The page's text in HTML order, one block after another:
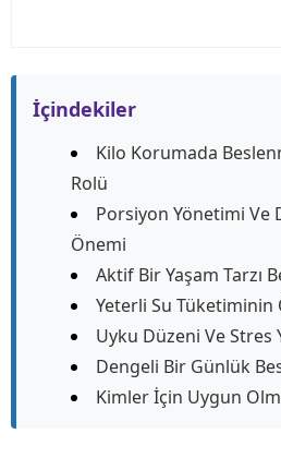
İçindekiler
Kilo Korumada
Rolü
Porsiyon Yönetimi Ve
Önemi
Aktif Bir Yaşam Tarzı
Yeterli Su Tüketiminin
Uyku Düzeni Ve
Dengeli Bir Günlük
Kimler İçin Uygun